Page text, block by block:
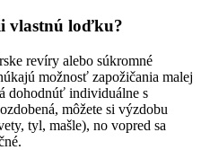
vlastnú loďku?
revíry alebo súkromné
možnosť zapožičania malej
dohodnúť individuálne s
môžete si výzdobu
tyl, mašle), no vopred sa